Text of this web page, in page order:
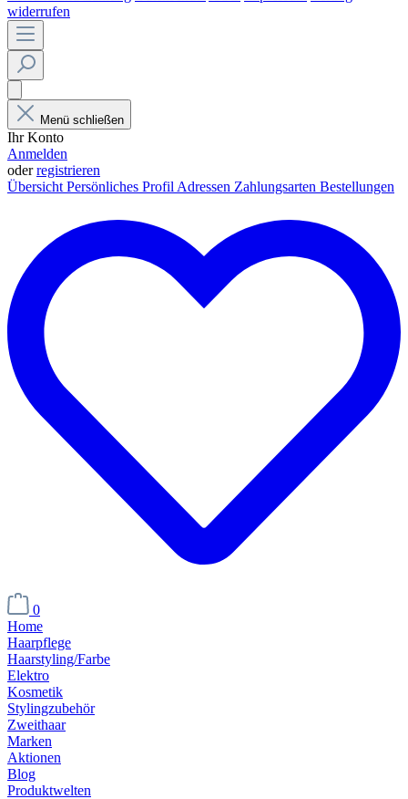
widerrufen
Menü schließen
Ihr Konto
Anmelden
oderregistrieren
Übersicht Persönliches Profil Adressen Zahlungsarten Bestellungen
0
Home
Haarpflege
Haarstyling/Farbe
Elektro
Kosmetik
Stylingzubehör
Zweithaar
Marken
Aktionen
Blog
Produktwelten